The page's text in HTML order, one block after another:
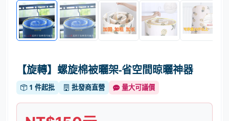
【旋轉】螺旋棉被曬架-省空間晾曬神器
1 件起批 批發商直營 量大可議價